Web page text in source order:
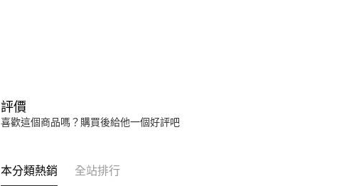
評價
喜歡這個商品嗎？購買後給他一個好評吧
本分類熱銷 全站排行